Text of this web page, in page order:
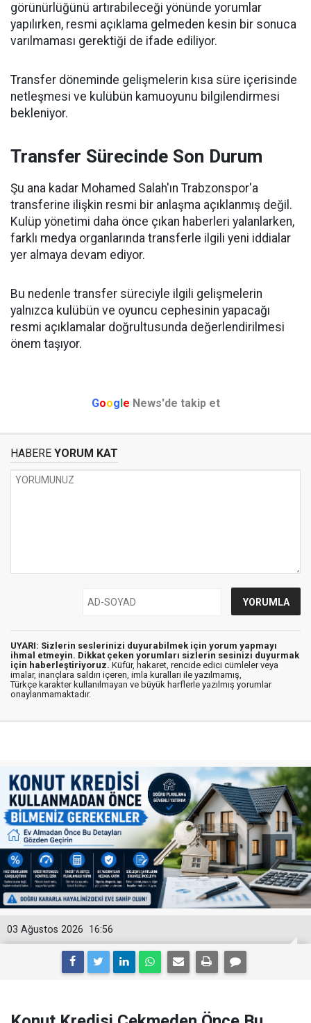
görünürlüğünü artırabileceği yönünde yorumlar
yapılırken, resmi açıklama gelmeden kesin bir sonuca
varılmaması gerektiği de ifade ediliyor.
Transfer döneminde gelişmelerin kısa süre içerisinde
netleşmesi ve kulübün kamuoyunu bilgilendirmesi
bekleniyor.
Transfer Sürecinde Son Durum
Şu ana kadar Mohamed Salah'ın Trabzonspor'a
transferine ilişkin resmi bir anlaşma açıklanmış değil.
Kulüp yönetimi daha önce çıkan haberleri yalanlarken,
farklı medya organlarında transferle ilgili yeni iddialar
yer almaya devam ediyor.
Bu nedenle transfer süreciyle ilgili gelişmelerin
yalnızca kulübün ve oyuncu cephesinin yapacağı
resmi açıklamalar doğrultusunda değerlendirilmesi
önem taşıyor.
Google News'de takip et
HABERE YORUM KAT
UYARI: Sizlerin seslerinizi duyurabilmek için yorum yapmayı
ihmal etmeyin. Dikkat çeken yorumları sizlerin sesinizi duyurmak
için haberleştiriyoruz. Küfür, hakaret, rencide edici cümleler veya
imalar, inançlara saldırı içeren, imla kuralları ile yazılmamış,
Türkçe karakter kullanılmayan ve büyük harflerle yazılmış yorumlar
onaylanmamaktadır.
16:56
03 Ağustos 2026